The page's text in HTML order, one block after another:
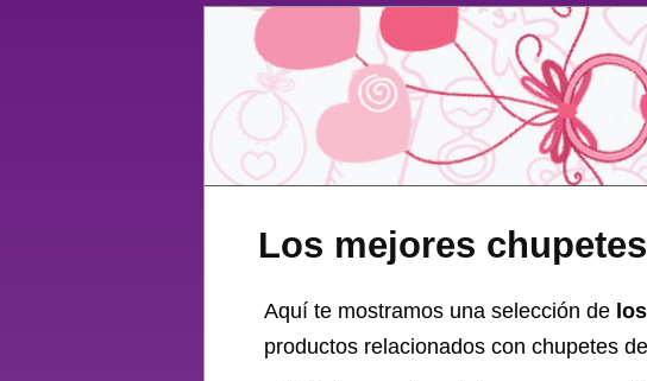
Los mejores
Aquí te mostramos una selección de
productos relacionados con chupetes